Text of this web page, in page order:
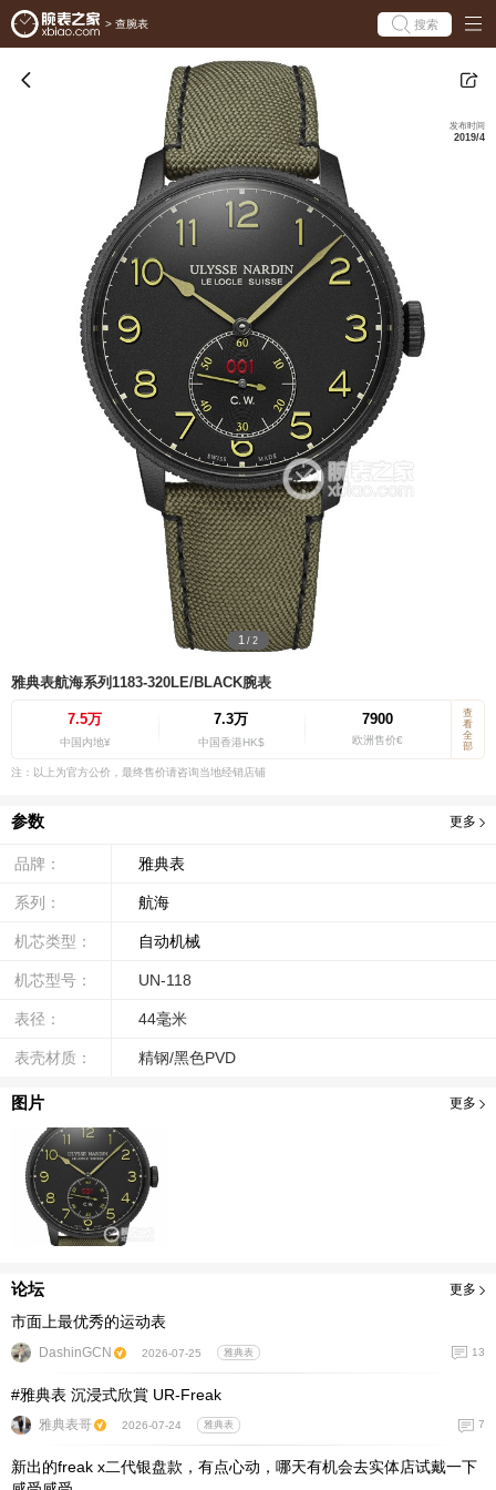
> 查腕表 搜索
1 / 2
发布时间
2019/4
雅典表航海系列1183-320LE/BLACK腕表
7.5万
中国内地¥
7.3万
中国香港HK$
7900
欧洲售价€
查
看
全
部
注：以上为官方公价，最终售价请咨询当地经销店铺
参数 更多
品牌： 雅典表
系列： 航海
机芯类型： 自动机械
机芯型号： UN-118
表径： 44毫米
表壳材质： 精钢/黑色PVD
图片 更多
论坛 更多
市面上最优秀的运动表
DashinGCN 2026-07-25 雅典表 13
#雅典表 沉浸式欣賞 UR-Freak
雅典表哥 2026-07-24 雅典表 7
新出的freak x二代银盘款，有点心动，哪天有机会去实体店试戴一下